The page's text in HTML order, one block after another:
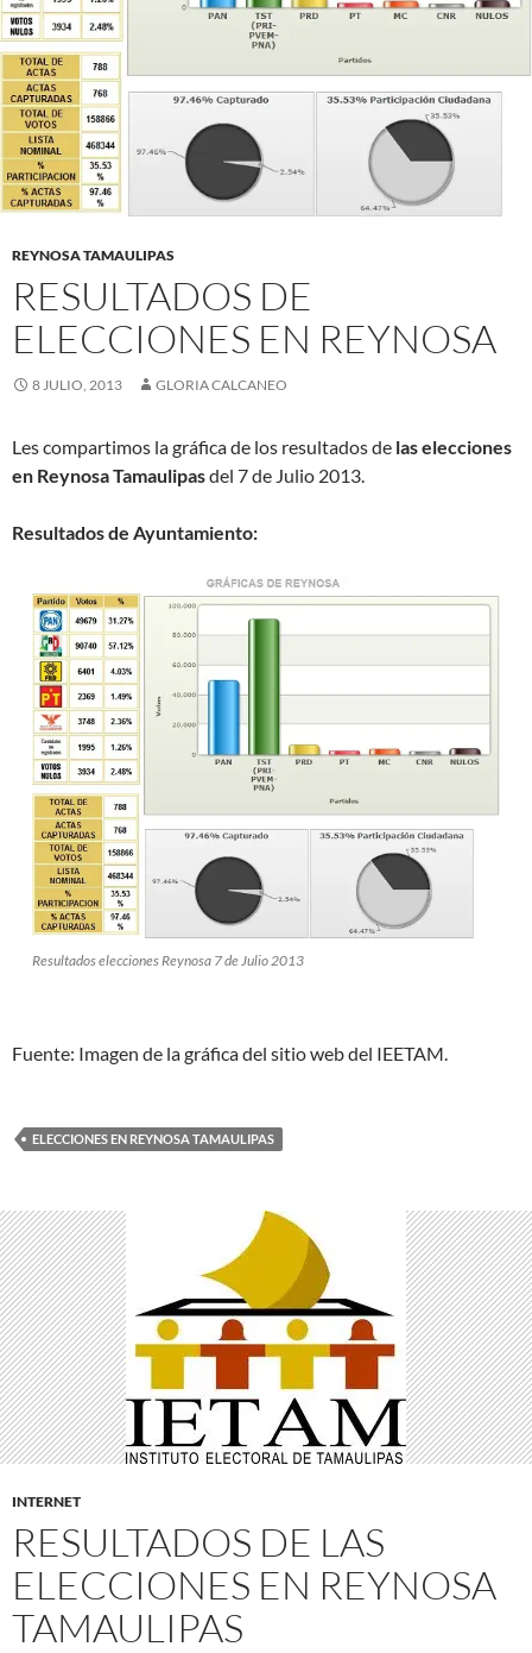
REYNOSA TAMAULIPAS
RESULTADOS DE
ELECCIONES EN REYNOSA
8 JULIO, 2013 GLORIA CALCANEO
Les compartimos la gráfica de los resultados de las elecciones
en Reynosa Tamaulipasdel 7 de Julio 2013.
Resultados de Ayuntamiento:
Resultados elecciones Reynosa 7 de Julio 2013
Fuente: Imagen de la gráfica del sitio web del IEETAM.
ELECCIONES EN REYNOSA TAMAULIPAS
INTERNET
RESULTADOS DE LAS
ELECCIONES EN REYNOSA
TAMAULIPAS